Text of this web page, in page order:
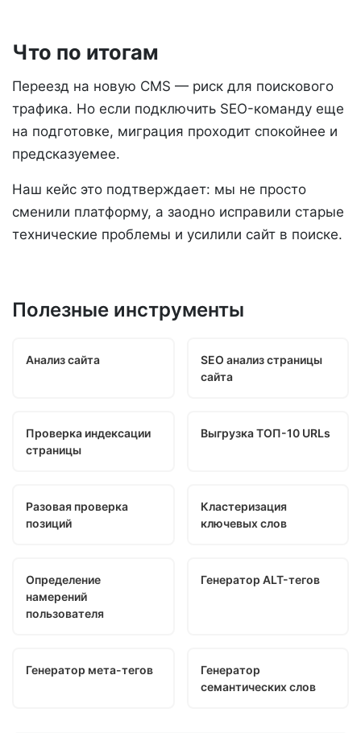
Что по итогам
Переезд на новую CMS — риск для поискового
трафика. Но если подключить SEO-команду еще
на подготовке, миграция проходит спокойнее и
предсказуемее.
Наш кейс это подтверждает: мы не просто
сменили платформу, а заодно исправили старые
технические проблемы и усилили сайт в поиске.
Полезные инструменты
Анализ сайта
SEO анализ страницы
сайта
Проверка индексации
страницы
Выгрузка ТОП-10 URLs
Разовая проверка
позиций
Кластеризация
ключевых слов
Определение
намерений
пользователя
Генератор ALT-тегов
Генератор мета-тегов
Генератор
семантических слов